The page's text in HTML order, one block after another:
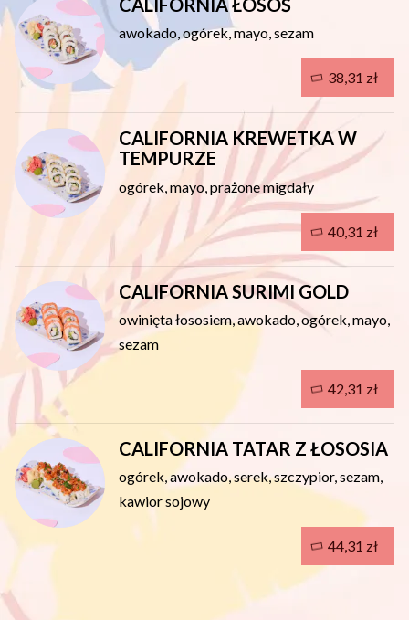
awokado, ogórek, mayo, sezam
CALIFORNIA KREWETKA W
TEMPURZE
ogórek, mayo, prażone migdały
CALIFORNIA SURIMI GOLD
owinięta łososiem, awokado, ogórek, mayo,
sezam
CALIFORNIA TATAR Z ŁOSOSIA
ogórek, awokado, serek, szczypior, sezam,
kawior sojowy